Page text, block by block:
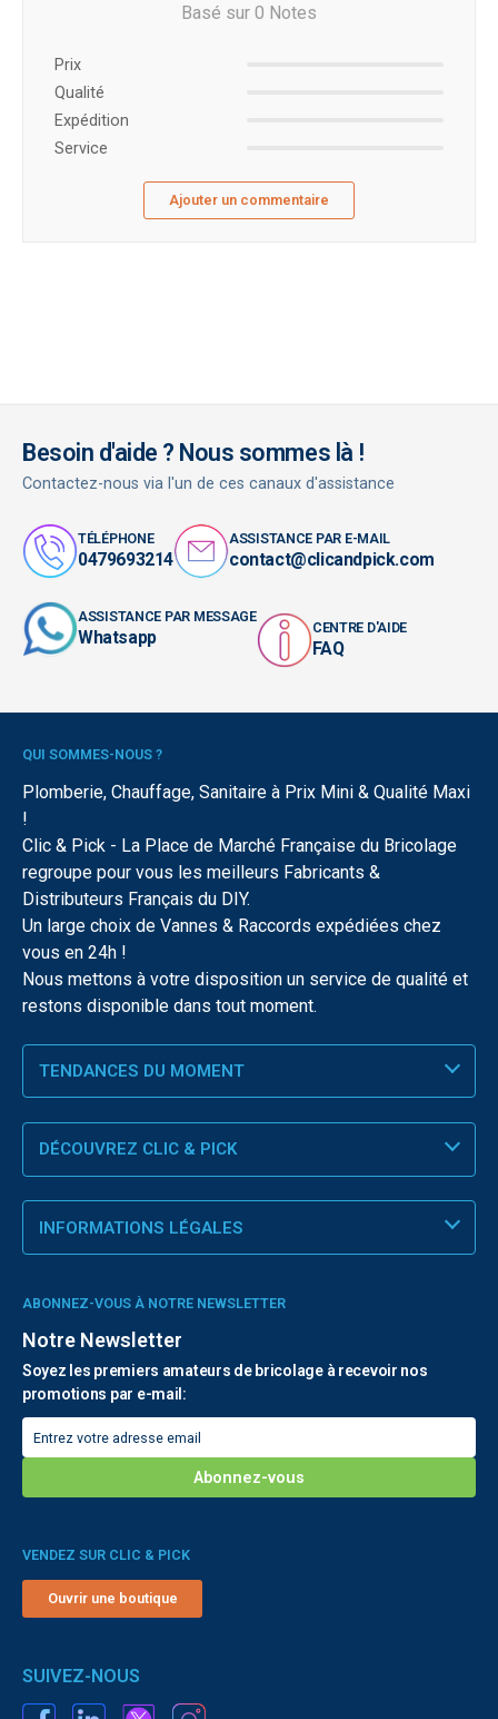
Basé sur 0 Notes
Prix ​​
Qualité
Expédition
Service
Ajouter un commentaire
Besoin d'aide ? Nous sommes là !
Contactez-nous via l'un de ces canaux d'assistance
TÉLÉPHONE
0479693214
ASSISTANCE PAR E-MAIL
contact@clicandpick.com
ASSISTANCE PAR MESSAGE
Whatsapp CENTRE D'AIDE
FAQ
QUI SOMMES-NOUS ?
Plomberie, Chauffage, Sanitaire à Prix Mini & Qualité Maxi
!
Clic & Pick - La Place de Marché Française du Bricolage
regroupe pour vous les meilleurs Fabricants &
Distributeurs Français du DIY.
Un large choix de Vannes & Raccords expédiées chez
vous en 24h !
Nous mettons à votre disposition un service de qualité et
restons disponible dans tout moment.
TENDANCES DU MOMENT
DÉCOUVREZ CLIC & PICK
INFORMATIONS LÉGALES
ABONNEZ-VOUS À NOTRE NEWSLETTER
Notre Newsletter
Soyez les premiers amateurs de bricolage à recevoir nos
promotions par e-mail:
VENDEZ SUR CLIC & PICK
Ouvrir une boutique
SUIVEZ-NOUS